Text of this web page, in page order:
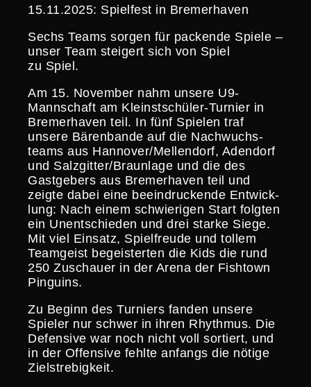
15.11.2025: Spielfest in Bremerhaven
Sechs Teams sorgen für packende Spiele –
unser Team steigert sich von Spiel
zu Spiel.
Am 15. November nahm unsere U9-
Mannschaft am Kleinst­schüler-Turnier in
Bremer­haven teil. In fünf Spielen traf
unsere Bären­bande auf die Nachwuchs­
teams aus Hannover/Mellendorf, Adendorf
und Salzgitter/Braunlage und die des
Gastge­bers aus Bremer­haven teil und
zeigte dabei eine beein­dru­ckende Entwick­
lung: Nach einem schwie­rigen Start folgten
ein Unent­schieden und drei starke Siege.
Mit viel Einsatz, Spiel­freude und tollem
Teamgeist begeis­terten die Kids die rund
250 Zuschauer in der Arena der Fishtown
Pinguins.
Zu Beginn des Turniers fanden unsere
Spieler nur schwer in ihren Rhythmus. Die
Defensive war noch nicht voll sortiert, und
in der Offensive fehlte anfangs die nötige
Zielstrebigkeit.